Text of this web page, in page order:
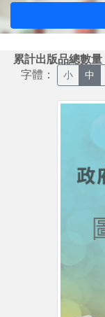
累計出版品總數
字體： 小 中